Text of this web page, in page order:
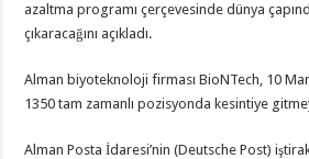
azaltma programı çerçevesinde dünya
çıkaracağını açıkladı.
Alman biyoteknoloji firması BioNTech, 10
1350 tam zamanlı pozisyonda kesintiye
Alman Posta İdaresi’nin (Deutsche Post)